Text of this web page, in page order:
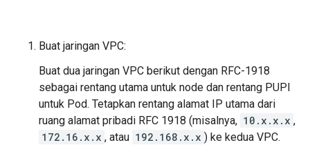
Buat jaringan VPC:
Buat dua jaringan VPC berikut dengan RFC-1918
sebagai rentang utama untuk node dan rentang PUPI
untuk Pod. Tetapkan rentang alamat IP utama dari
ruang alamat pribadi RFC 1918 (misalnya, 10.x.x.x ,
172.16.x.x , atau 192.168.x.x ) ke kedua VPC.